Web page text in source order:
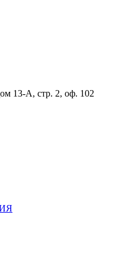
13-А, стр. 2, оф. 102